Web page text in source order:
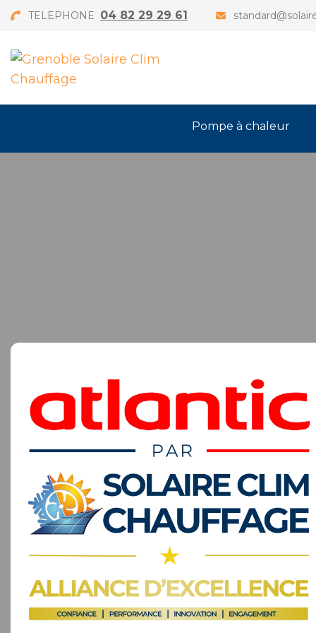
TELEPHONE 04 82 29 29 61
Pompe à chaleur